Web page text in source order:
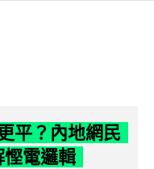
平？內地網民
慳電邏輯